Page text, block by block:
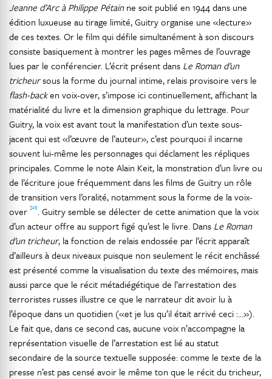
Jeanne d’Arc à Philippe Pétainne soit publié en 1944 dans une
édition luxueuse au tirage limité, Guitry organise une «lecture»
de ces textes. Or le film qui défile simultanément à son discours
consiste basiquement à montrer les pages mêmes de l’ouvrage
lues par le conférencier. L’écrit présent dans Le Roman d’un
tricheursous la forme du journal intime, relais provisoire vers le
flash-backen voix-over, s’impose ici continuellement, affichant la
matérialité du livre et la dimension graphique du lettrage. Pour
Guitry, la voix est avant tout la manifestation d’un texte sous-
jacent qui est «l’œuvre de l’auteur», c’est pourquoi il incarne
souvent lui-même les personnages qui déclament les répliques
principales. Comme le note Alain Keit, la monstration d’un livre ou
de l’écriture joue fréquemment dans les films de Guitry un rôle
de transition vers l’oralité, notamment sous la forme de la voix-
over 329. Guitry semble se délecter de cette animation que la voix
d’un acteur offre au support figé qu’est le livre. Dans Le Roman
d’un tricheur, la fonction de relais endossée par l’écrit apparaît
d’ailleurs à deux niveaux puisque non seulement le récit enchâssé
est présenté comme la visualisation du texte des mémoires, mais
aussi parce que le récit métadiégétique de l’arrestation des
terroristes russes illustre ce que le narrateur dit avoir lu à
l’époque dans un quotidien («et je lus qu’il était arrivé ceci :…»).
Le fait que, dans ce second cas, aucune voix n’accompagne la
représentation visuelle de l’arrestation est lié au statut
secondaire de la source textuelle supposée: comme le texte de la
presse n’est pas censé avoir le même ton que le récit du tricheur,